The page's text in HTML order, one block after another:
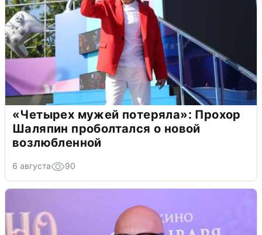
«Четырех мужей потеряла»: Прохор
Шаляпин проболтался о новой
возлюбленной
6 августа 90